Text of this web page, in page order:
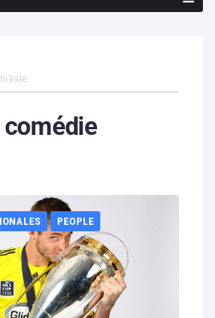
comédie
PEOPLE